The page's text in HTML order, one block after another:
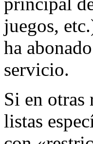
juegos,
ha
servicio.
Si en otras
listas